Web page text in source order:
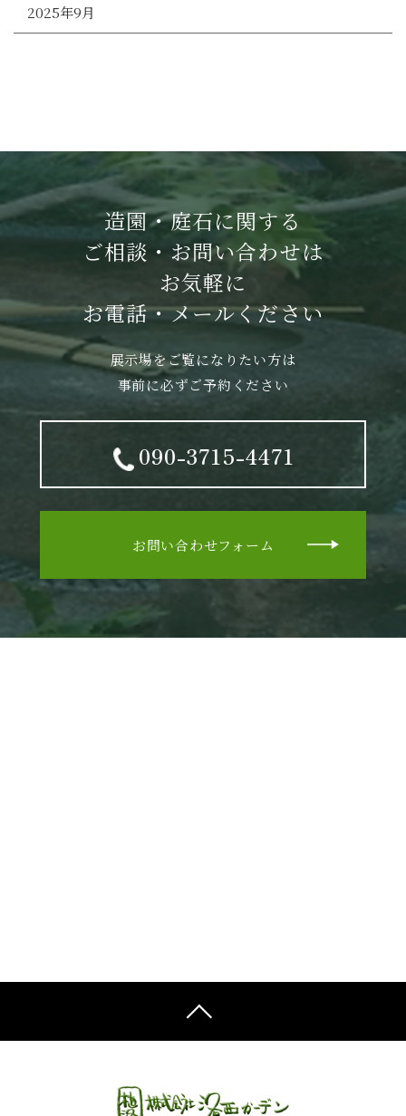
2025年9月
造園・庭石に関する
ご相談・お問い合わせは
お気軽に
お電話・メールください
展示場をご覧になりたい方は
事前に必ずご予約ください
090-3715-4471
お問い合わせフォーム